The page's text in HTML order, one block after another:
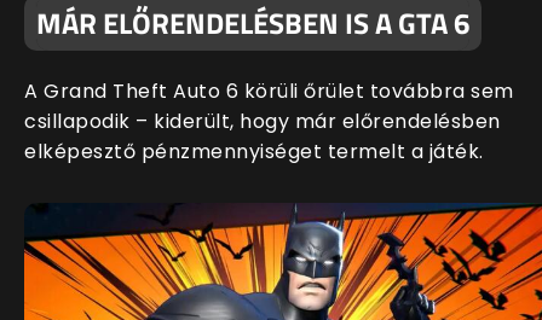
MÁR ELŐRENDELÉSBEN IS A GTA 6
A Grand Theft Auto 6 körüli őrület továbbra sem
csillapodik – kiderült, hogy már előrendelésben
elképesztő pénzmennyiséget termelt a játék.